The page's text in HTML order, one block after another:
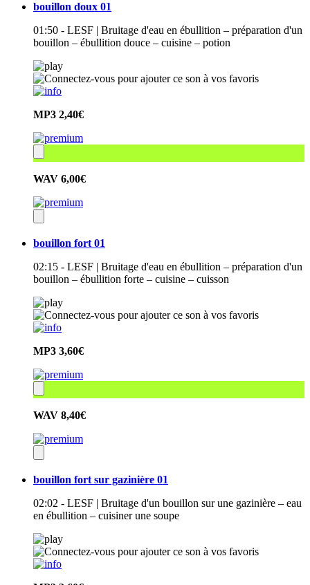
bouillon doux 01
01:50 - LESF | Bruitage d'eau en ébullition – préparation d'un
bouillon – ébullition douce – cuisine – potion
MP3 2,40€
WAV 6,00€
bouillon fort 01
02:15 - LESF | Bruitage d'eau en ébullition – préparation d'un
bouillon – ébullition forte – cuisine – cuisson
MP3 3,60€
WAV 8,40€
bouillon fort sur gazinière 01
02:02 - LESF | Bruitage d'un bouillon sur une gazinière – eau
en ébullition – cuisiner une soupe